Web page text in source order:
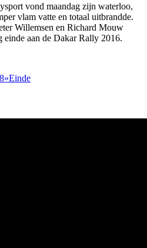
vond maandag zijn waterloo,
vlam vatte en totaal uitbrandde.
Willemsen en Richard Mouw
einde aan de Dakar Rally 2016.
»Einde